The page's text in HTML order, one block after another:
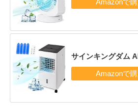
サインキングダム